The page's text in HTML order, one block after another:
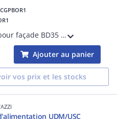
CGPBOR1
Module pour façade BD35 et BD40 et BDXX pour indicateur numérique de tableau programmable - sortie relais rev.9
Ajouter au panier
vos prix et les stocks
UDM/USC